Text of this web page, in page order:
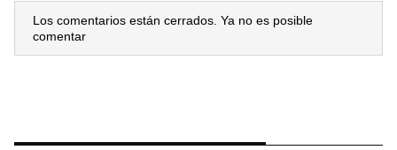
Los comentarios están cerrados. Ya no es posible
comentar